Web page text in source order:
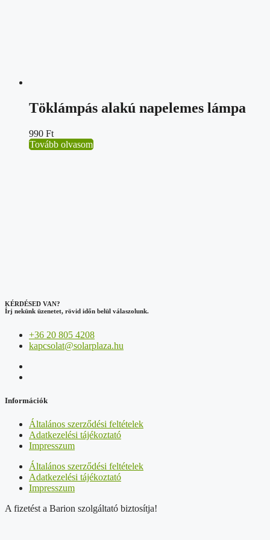
Töklámpás alakú napelemes lámpa
990 Ft
Tovább olvasom
KÉRDÉSED VAN?
Írj nekünk üzenetet, rövid időn belül válaszolunk.
+36 20 805 4208
kapcsolat@solarplaza.hu
Információk
Általános szerződési feltételek
Adatkezelési tájékoztató
Impresszum
Általános szerződési feltételek
Adatkezelési tájékoztató
Impresszum
A fizetést a Barion szolgáltató biztosítja!